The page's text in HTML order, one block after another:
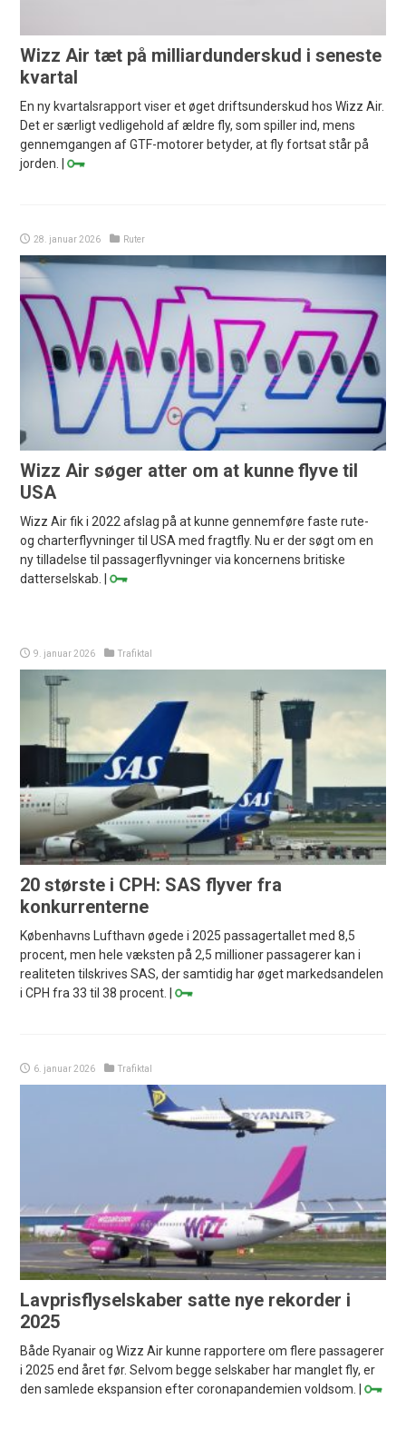
Wizz Air tæt på milliardunderskud i seneste
kvartal
En ny kvartalsrapport viser et øget driftsunderskud hos Wizz Air.
Det er særligt vedligehold af ældre fly, som spiller ind, mens
gennemgangen af GTF-motorer betyder, at fly fortsat står på
jorden. |
28. januar 2026 Ruter
Wizz Air søger atter om at kunne flyve til
USA
Wizz Air fik i 2022 afslag på at kunne gennemføre faste rute-
og charterflyvninger til USA med fragtfly. Nu er der søgt om en
ny tilladelse til passagerflyvninger via koncernens britiske
datterselskab. |
9. januar 2026 Trafiktal
20 største i CPH: SAS flyver fra
konkurrenterne
Københavns Lufthavn øgede i 2025 passagertallet med 8,5
procent, men hele væksten på 2,5 millioner passagerer kan i
realiteten tilskrives SAS, der samtidig har øget markedsandelen
i CPH fra 33 til 38 procent. |
6. januar 2026 Trafiktal
Lavprisflyselskaber satte nye rekorder i
2025
Både Ryanair og Wizz Air kunne rapportere om flere passagerer
i 2025 end året før. Selvom begge selskaber har manglet fly, er
den samlede ekspansion efter coronapandemien voldsom. |